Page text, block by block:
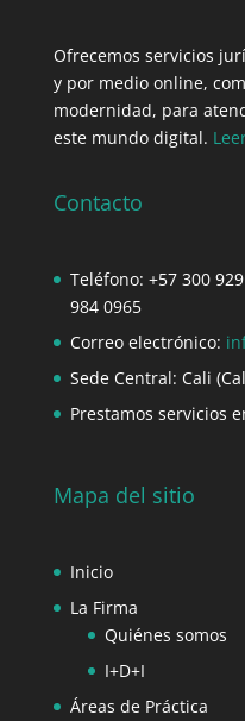
Ofrecemos servicios
y por medio online,
modernidad, para
este mundo digital.
Contacto
Teléfono: +57 300
984 0965
Correo electrónico:
Sede Central: Cali
Prestamos servicios
Mapa del sitio
Inicio
La Firma
Quiénes somos
I+D+I
Áreas de Práctica